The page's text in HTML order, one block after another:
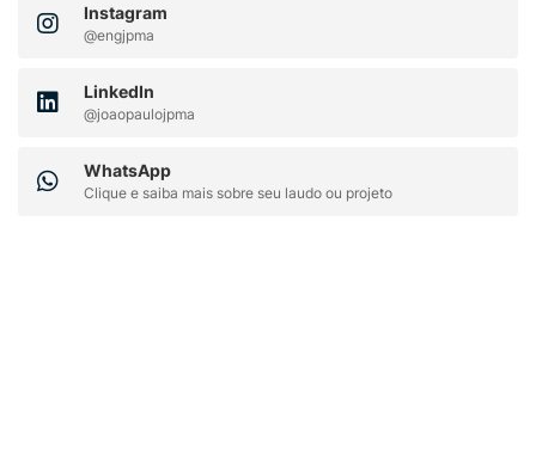
Instagram
@engjpma
LinkedIn
@joaopaulojpma
WhatsApp
Clique e saiba mais sobre seu laudo ou projeto